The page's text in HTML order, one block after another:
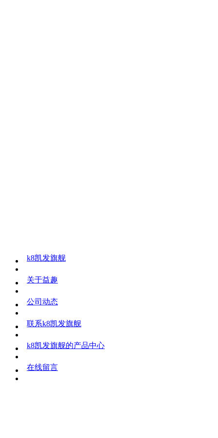
k8凯发旗舰
关于益趣
公司动态
联系k8凯发旗舰
k8凯发旗舰的产品中心
在线留言